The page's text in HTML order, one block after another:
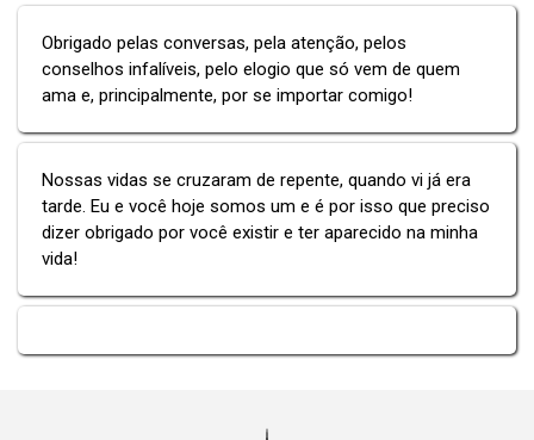
Obrigado pelas conversas, pela atenção, pelos
conselhos infalíveis, pelo elogio que só vem de quem
ama e, principalmente, por se importar comigo!
Nossas vidas se cruzaram de repente, quando vi já era
tarde. Eu e você hoje somos um e é por isso que preciso
dizer obrigado por você existir e ter aparecido na minha
vida!